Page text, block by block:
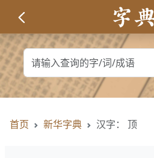
首页 新华字典 汉字： 顶